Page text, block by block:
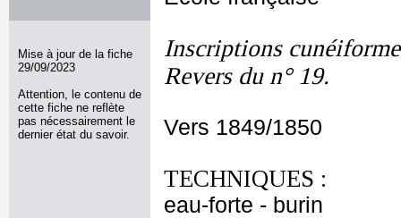
Mise à jour de la fiche
29/09/2023
Attention, le contenu de
cette fiche ne reflète
pas nécessairement le
dernier état du savoir.
Inscriptions
Revers du n° 19.
Vers 1849/1850
TECHNIQUES :
eau-forte - burin